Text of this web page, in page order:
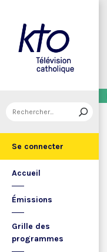
Se connecter
Accueil
Émissions
Grille des
programmes